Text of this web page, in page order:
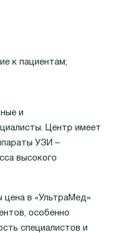
к пациентам;
и
Центр имеет
УЗИ –
высокого
цена в «УльтраМед»
особенно
специалистов и